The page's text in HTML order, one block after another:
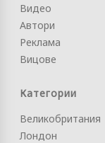
Видео
Автори
Реклама
Вицове
Категории
Великобритания
Лондон